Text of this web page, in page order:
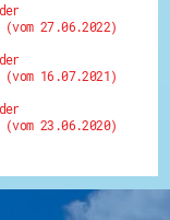
27.06.2022)
16.07.2021)
23.06.2020)